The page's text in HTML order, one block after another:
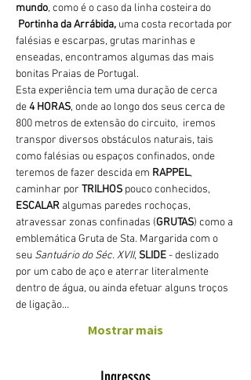
mundo, como é o caso da linha costeira do
Portinha da Arrábida, uma costa recortada por
falésias e escarpas, grutas marinhas e
enseadas, encontramos algumas das mais
bonitas Praias de Portugal.
Esta experiência tem uma duração de cerca
de 4 HORAS, onde ao longo dos seus cerca de
800 metros de extensão do circuito,  iremos
transpor diversos obstáculos naturais, tais
como falésias ou espaços confinados, onde
teremos de fazer descida em RAPPEL,
caminhar por TRILHOS pouco conhecidos,
ESCALAR algumas paredes rochoças,
atravessar zonas confinadas (GRUTAS) como a
emblemática Gruta de Sta. Margarida com o
seu Santuário do Séc. XVII, SLIDE - deslizado
por um cabo de aço e aterrar literalmente
dentro de água, ou ainda efetuar alguns troços
de ligação…
Mostrar mais